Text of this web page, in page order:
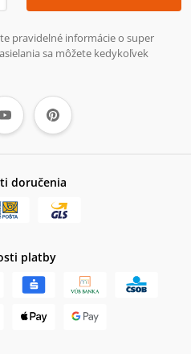
pravidelné informácie o super
sa môžete kedykoľvek
doručenia
platby